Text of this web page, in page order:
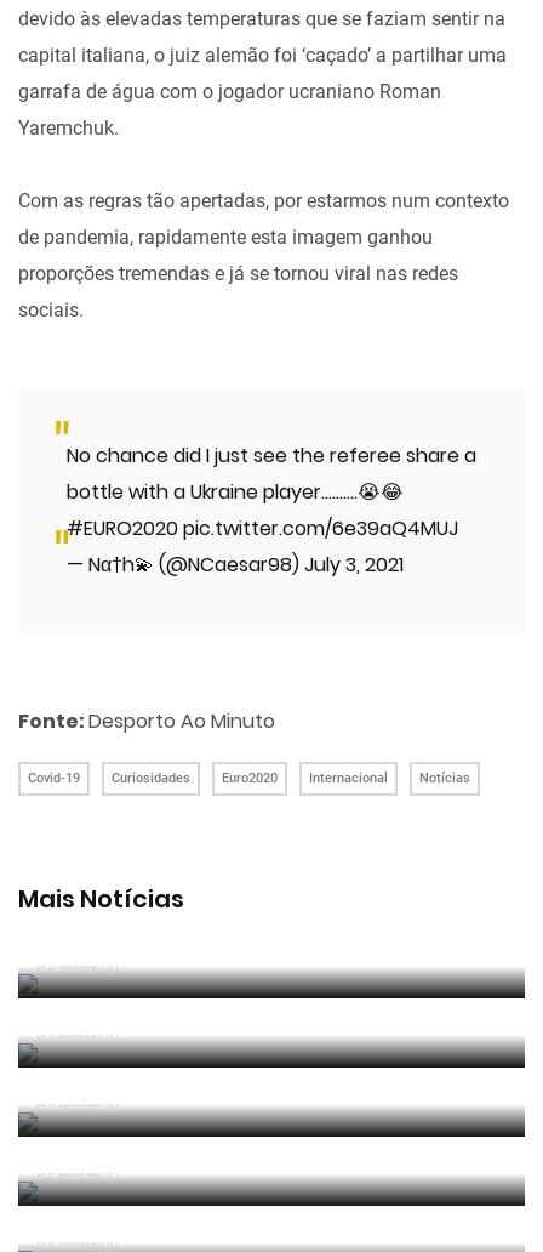
devido às elevadas temperaturas que se faziam sentir na
capital italiana, o juiz alemão foi ‘caçado’ a partilhar uma
garrafa de água com o jogador ucraniano Roman
Yaremchuk.
Com as regras tão apertadas, por estarmos num contexto
de pandemia, rapidamente esta imagem ganhou
proporções tremendas e já se tornou viral nas redes
sociais.
No chance did I just see the referee share a
bottle with a Ukraine player……….😭😂
#EURO2020pic.twitter.com/6e39aQ4MUJ
— Nα†h💫 (@NCaesar98)July 3, 2021
Fonte:Desporto Ao Minuto
Covid-19 Curiosidades Euro2020 Internacional Notícias
Mais Notícias
Por RefereeTip
João Pinheiro nomeado pela FIFA para o Mundial
Por RefereeTip
APAF espera que câmaras corporais possam
Por RefereeTip
Vídeo: árbitro assistente ensina Calafiori a... fazer
Por RefereeTip
Sérgio Soares na final da Superfinal Europeia de
Por RefereeTip